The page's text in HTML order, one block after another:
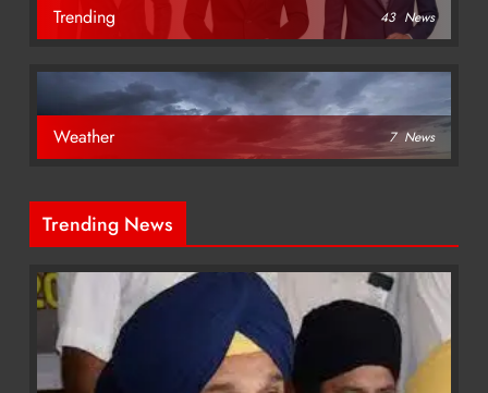
Trending 43 News
Weather 7 News
Trending News